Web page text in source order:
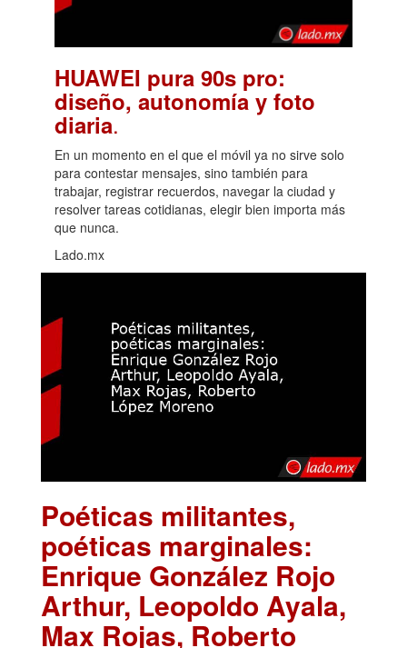
HUAWEI pura 90s pro:
diseño, autonomía y foto
diaria.
En un momento en el que el móvil ya no sirve solo
para contestar mensajes, sino también para
trabajar, registrar recuerdos, navegar la ciudad y
resolver tareas cotidianas, elegir bien importa más
que nunca.
Lado.mx
Poéticas militantes,
poéticas marginales:
Enrique González Rojo
Arthur, Leopoldo Ayala,
Max Rojas, Roberto